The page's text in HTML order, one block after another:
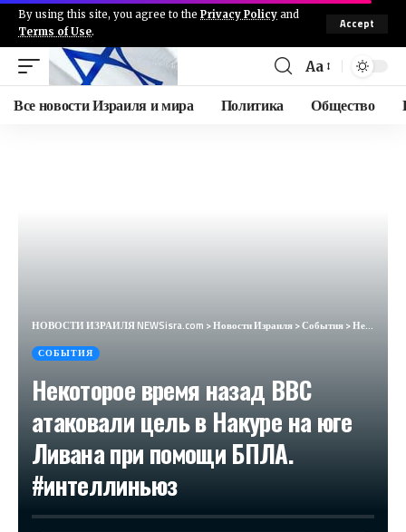
By using this site, you agree to the Privacy Policy and
Terms of Use.
Accept
Aa
Все новости Израиля и мира Политика Общество
НОВОСТИ ИЗРАИЛЯ NEWSisra.com >Новости Израиля>События>Некоторое время назад ВВС атаковали цель в Накуре на юге Ливана при помощи БПЛА. #интеллиньюз
СОБЫТИЯ
Некоторое время назад ВВС
атаковали цель в Накуре на юге
Ливана при помощи БПЛА.
#интеллиньюз